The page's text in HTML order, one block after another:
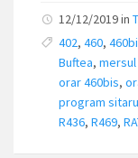
12/12/2019 in
402, 460,
Buftea,
orar 460bis,
program
R436, R469,